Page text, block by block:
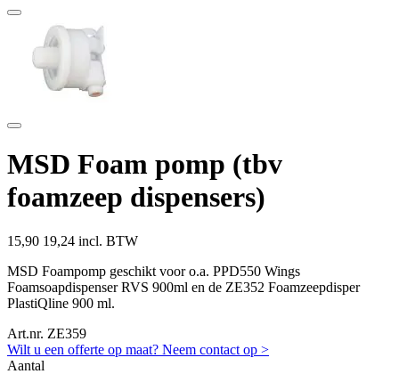
MSD Foam pomp (tbv
foamzeep dispensers)
15,90 19,24 incl. BTW
MSD Foampomp geschikt voor o.a. PPD550 Wings
Foamsoapdispenser RVS 900ml en de ZE352 Foamzeepdisper
PlastiQline 900 ml.
Art.nr. ZE359
Wilt u een offerte op maat? Neem contact op >
Aantal